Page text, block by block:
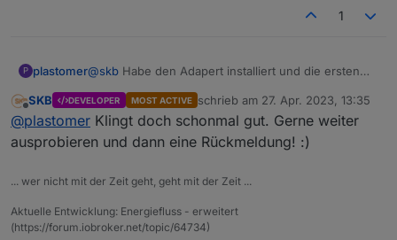
1
P plastomer@skb Habe den Adapert installiert und die ersten
Offline
SKB DEVELOPER MOST ACTIVE schrieb am 27. Apr. 2023, 13:35
zuletzt editiert von
@plastomer Klingt doch schonmal gut. Gerne weiter
ausprobieren und dann eine Rückmeldung! :)
... wer nicht mit der Zeit geht, geht mit der Zeit ...
Aktuelle Entwicklung: Energiefluss - erweitert
(https://forum.iobroker.net/topic/64734)